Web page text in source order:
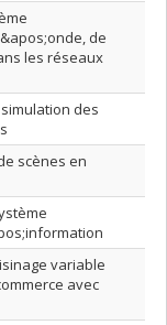
de
les réseaux
des
scènes en
variable
avec